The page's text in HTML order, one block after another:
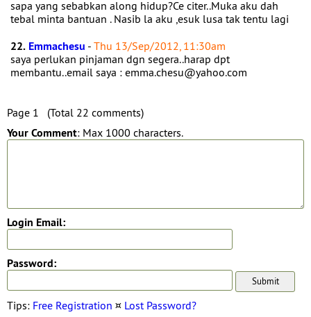
sapa yang sebabkan along hidup?Ce citer..Muka aku dah
tebal minta bantuan . Nasib la aku ,esuk lusa tak tentu lagi
22. Emmachesu - Thu 13/Sep/2012, 11:30am
saya perlukan pinjaman dgn segera..harap dpt
membantu..email saya : emma.chesu@yahoo.com
Page 1 (Total 22 comments)
Your Comment: Max 1000 characters.
Login Email:
Password:
Tips: Free Registration ¤ Lost Password?